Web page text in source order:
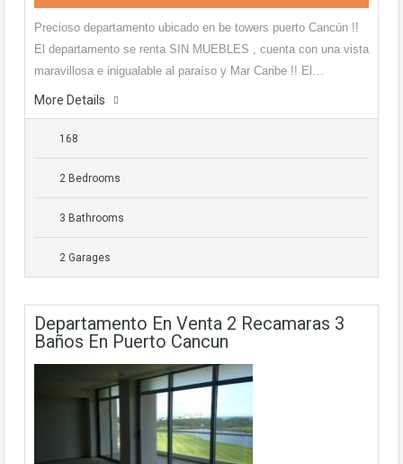
Precioso departamento ubicado en be towers puerto Cancún !!
El departamento se renta SIN MUEBLES , cuenta con una vista
maravillosa e inigualable al paraíso y Mar Caribe !! El…
More Details
168
2 Bedrooms
3 Bathrooms
2 Garages
Departamento En Venta 2 Recamaras 3
Baños En Puerto Cancun